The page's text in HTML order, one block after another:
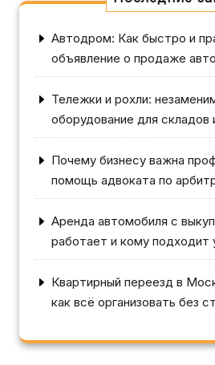
Автодром: Как быстро и
объявление о продаже
Тележки и рохли:
оборудование для складов
Почему бизнесу важна
помощь адвоката по
Аренда автомобиля с
работает и кому подходит
Квартирный переезд в
как всё организовать без